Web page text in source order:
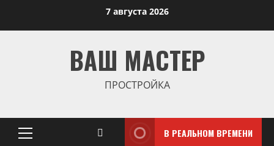
7 августа 2026
ВАШ МАСТЕР
ПРОСТРОЙКА
Основное
В РЕАЛЬНОМ ВРЕМЕНИ